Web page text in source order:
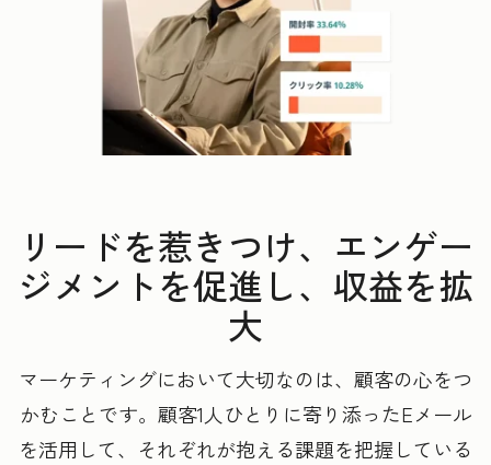
リードを惹きつけ、エンゲー
ジメントを促進し、収益を拡
大
マーケティングにおいて大切なのは、顧客の心をつ
かむことです。顧客1人ひとりに寄り添ったEメール
を活用して、それぞれが抱える課題を把握している